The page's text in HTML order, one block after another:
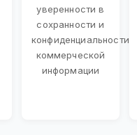
уверенности в
сохранности и
конфиденциальности
коммерческой
информации